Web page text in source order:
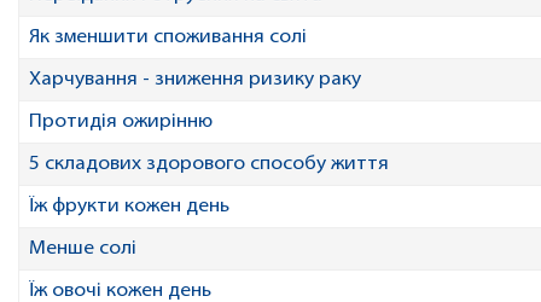
Як зменшити споживання солі
Харчування - зниження ризику раку
Протидія ожирінню
5 складових здорового способу життя
Їж фрукти кожен день
Менше солі
Їж овочі кожен день